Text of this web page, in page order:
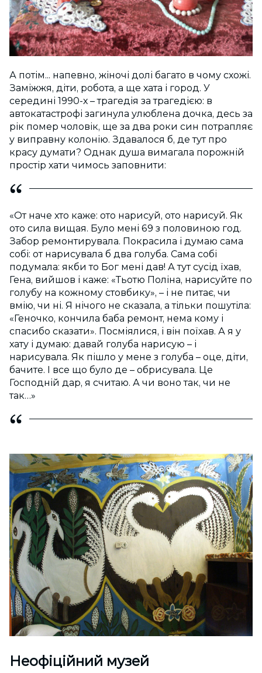
А потім... напевно, жіночі долі багато в чому схожі.
Заміжжя, діти, робота, а ще хата і город. У
середині 1990-х – трагедія за трагедією: в
автокатастрофі загинула улюблена дочка, десь за
рік помер чоловік, ще за два роки син потрапляє
у виправну колонію. Здавалося б, де тут про
красу думати? Однак душа вимагала порожній
простір хати чимось заповнити:
«От наче хто каже: ото нарисуй, ото нарисуй. Як
ото сила вищая. Було мені 69 з половиною год.
Забор ремонтирувала. Покрасила і думаю сама
собі: от нарисувала б два голуба. Сама собі
подумала: якби то Бог мені дав! А тут сусід їхав,
Гена, вийшов і каже: «Тьотю Поліна, нарисуйте по
голубу на кожному стовбику», – і не питає, чи
вмію, чи ні. Я нічого не сказала, а тільки пошутіла:
«Геночко, кончила баба ремонт, нема кому і
спасибо сказати». Посміялися, і він поїхав. А я у
хату і думаю: давай голуба нарисую – і
нарисувала. Як пішло у мене з голуба – оце, діти,
бачите. І все що було де – обрисувала. Це
Господній дар, я считаю. А чи воно так, чи не
так…»
Неофіційний музей